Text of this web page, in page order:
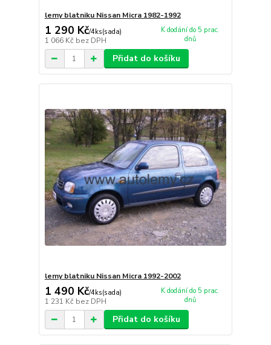
lemy blatniku Nissan Micra 1982-1992
1 290 Kč/4ks(sada)
1 066 Kč bez DPH
K dodání do 5 prac.
dnů
Přidat do košíku
lemy blatniku Nissan Micra 1992-2002
1 490 Kč/4ks(sada)
1 231 Kč bez DPH
K dodání do 5 prac.
dnů
Přidat do košíku